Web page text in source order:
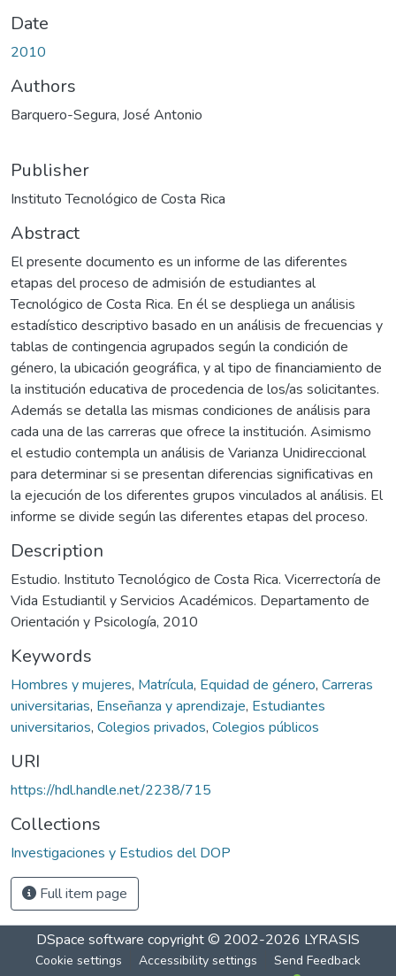
Date
2010
Authors
Barquero-Segura, José Antonio
Publisher
Instituto Tecnológico de Costa Rica
Abstract
El presente documento es un informe de las diferentes
etapas del proceso de admisión de estudiantes al
Tecnológico de Costa Rica. En él se despliega un análisis
estadístico descriptivo basado en un análisis de frecuencias y
tablas de contingencia agrupados según la condición de
género, la ubicación geográfica, y al tipo de financiamiento de
la institución educativa de procedencia de los/as solicitantes.
Además se detalla las mismas condiciones de análisis para
cada una de las carreras que ofrece la institución. Asimismo
el estudio contempla un análisis de Varianza Unidireccional
para determinar si se presentan diferencias significativas en
la ejecución de los diferentes grupos vinculados al análisis. El
informe se divide según las diferentes etapas del proceso.
Description
Estudio. Instituto Tecnológico de Costa Rica. Vicerrectoría de
Vida Estudiantil y Servicios Académicos. Departamento de
Orientación y Psicología, 2010
Keywords
Hombres y mujeres, Matrícula, Equidad de género, Carreras
universitarias, Enseñanza y aprendizaje, Estudiantes
universitarios, Colegios privados, Colegios públicos
URI
https://hdl.handle.net/2238/715
Collections
Investigaciones y Estudios del DOP
Full item page
DSpace software copyright © 2002-2026 LYRASIS
Cookie settings Accessibility settings Send Feedback